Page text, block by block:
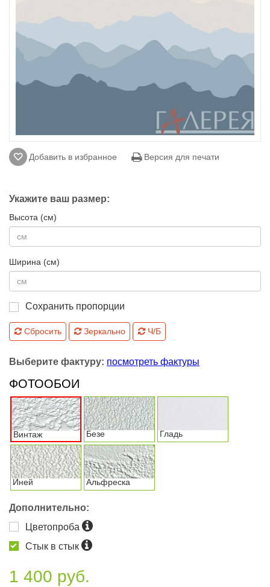
Добавить в избранное Версия для печати
Укажите ваш размер:
Высота (см)
Ширина (см)
Сохранить пропорции
Сбросить Зеркально Ч/Б
Выберите фактуру: посмотреть фактуры
ФОТООБОИ
Винтаж Безе Гладь
Иней Альфреска
Дополнительно:
Цветопроба
Стык в стык
1 400 руб.